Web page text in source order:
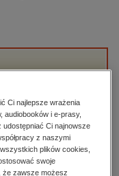
informatyka
Ci najlepsze wrażenia
audiobooków i e-prasy,
Ci najnowsze
z naszymi
plików cookies,
swoje
że zawsze możesz